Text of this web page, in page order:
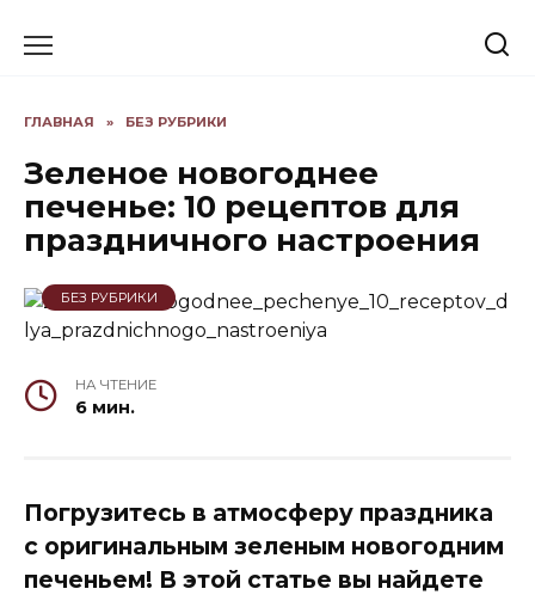
ГЛАВНАЯ » БЕЗ РУБРИКИ
Зеленое новогоднее
печенье: 10 рецептов для
праздничного настроения
БЕЗ РУБРИКИ
НА ЧТЕНИЕ
6 мин.
Погрузитесь в атмосферу праздника
с оригинальным зеленым новогодним
печеньем! В этой статье вы найдете